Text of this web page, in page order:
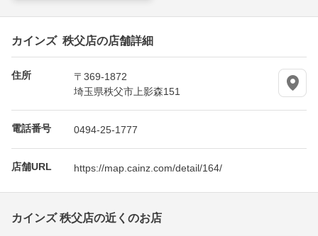
カインズ 秩父店の店舗詳細
住所
〒369-1872
埼玉県秩父市上影森151
電話番号 0494-25-1777
店舗URL https://map.cainz.com/detail/164/
カインズ 秩父店の近くのお店